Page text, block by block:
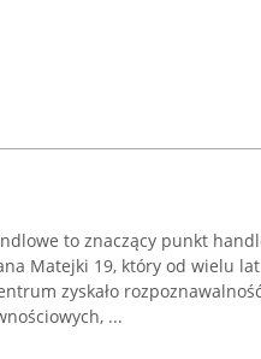
to znaczący punkt
Matejki 19, który od wielu
zyskało
...